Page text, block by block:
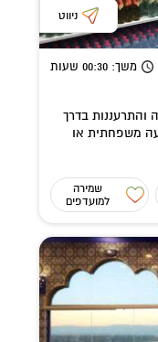
ניווט
משך: 00:30 שעות
והתרעננות בדרך
משפחתית או
שמירה
למועדפים